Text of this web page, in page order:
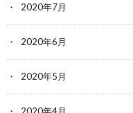
2020年7月
2020年6月
2020年5月
2020年4月